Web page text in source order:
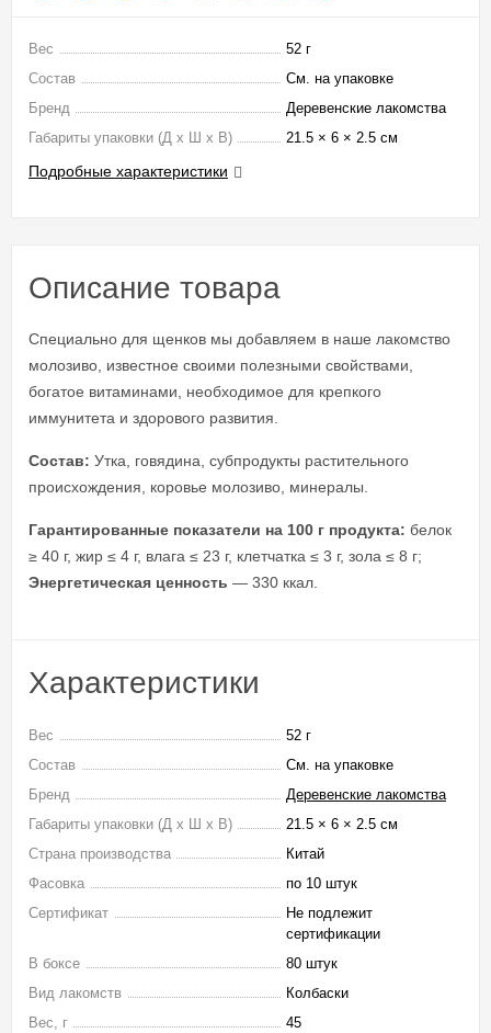
Вес
52 г
Состав
См. на упаковке
Бренд
Деревенские лакомства
Габариты упаковки (Д х Ш х В)
21.5 × 6 × 2.5 см
Подробные характеристики
Описание товара
Специально для щенков мы добавляем в наше лакомство
молозиво, известное своими полезными свойствами,
богатое витаминами, необходимое для крепкого
иммунитета и здорового развития.
Состав: Утка, говядина, субпродукты растительного
происхождения, коровье молозиво, минералы.
Гарантированные показатели на 100 г продукта: белок
≥ 40 г, жир ≤ 4 г, влага ≤ 23 г, клетчатка ≤ 3 г, зола ≤ 8 г;
Энергетическая ценность — 330 ккал.
Характеристики
Вес
52 г
Состав
См. на упаковке
Бренд
Деревенские лакомства
Габариты упаковки (Д х Ш х В)
21.5 × 6 × 2.5 см
Страна производства
Китай
Фасовка
по 10 штук
Сертификат
Не подлежит
сертификации
В боксе
80 штук
Вид лакомств
Колбаски
Вес, г
45